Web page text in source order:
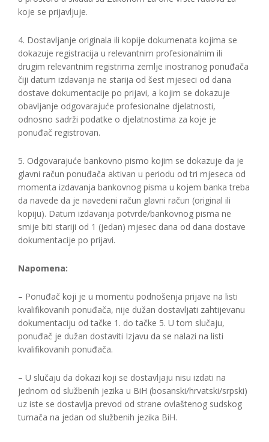
koje se prijavljuje.
4. Dostavljanje originala ili kopije dokumenata kojima se
dokazuje registracija u relevantnim profesionalnim ili
drugim relevantnim registrima zemlje inostranog ponuđača
čiji datum izdavanja ne starija od šest mjeseci od dana
dostave dokumentacije po prijavi, a kojim se dokazuje
obavljanje odgovarajuće profesionalne djelatnosti,
odnosno sadrži podatke o djelatnostima za koje je
ponuđač registrovan.
5. Odgovarajuće bankovno pismo kojim se dokazuje da je
glavni račun ponuđača aktivan u periodu od tri mjeseca od
momenta izdavanja bankovnog pisma u kojem banka treba
da navede da je navedeni račun glavni račun (original ili
kopiju). Datum izdavanja potvrde/bankovnog pisma ne
smije biti stariji od 1 (jedan) mjesec dana od dana dostave
dokumentacije po prijavi.
Napomena:
– Ponuđač koji je u momentu podnošenja prijave na listi
kvalifikovanih ponuđača, nije dužan dostavljati zahtijevanu
dokumentaciju od tačke 1. do tačke 5. U tom slučaju,
ponuđač je dužan dostaviti Izjavu da se nalazi na listi
kvalifikovanih ponuđača.
– U slučaju da dokazi koji se dostavljaju nisu izdati na
jednom od službenih jezika u BiH (bosanski/hrvatski/srpski)
uz iste se dostavlja prevod od strane ovlaštenog sudskog
tumača na jedan od službenih jezika BiH.